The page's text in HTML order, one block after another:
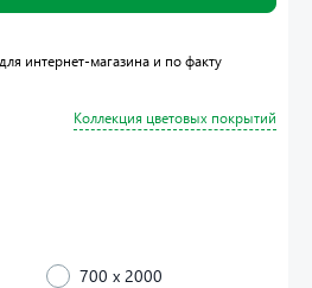
Коллекция цветовых покрытий
700 x 2000
интернет-магазина и по факту